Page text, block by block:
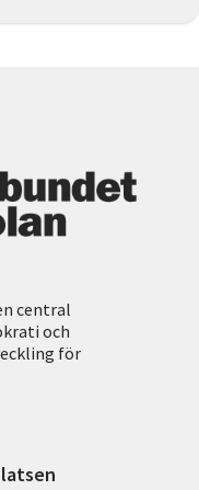
central
och
för